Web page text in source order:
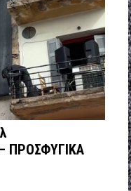
ΠΡΟΣΦΥΓΙΚΑ